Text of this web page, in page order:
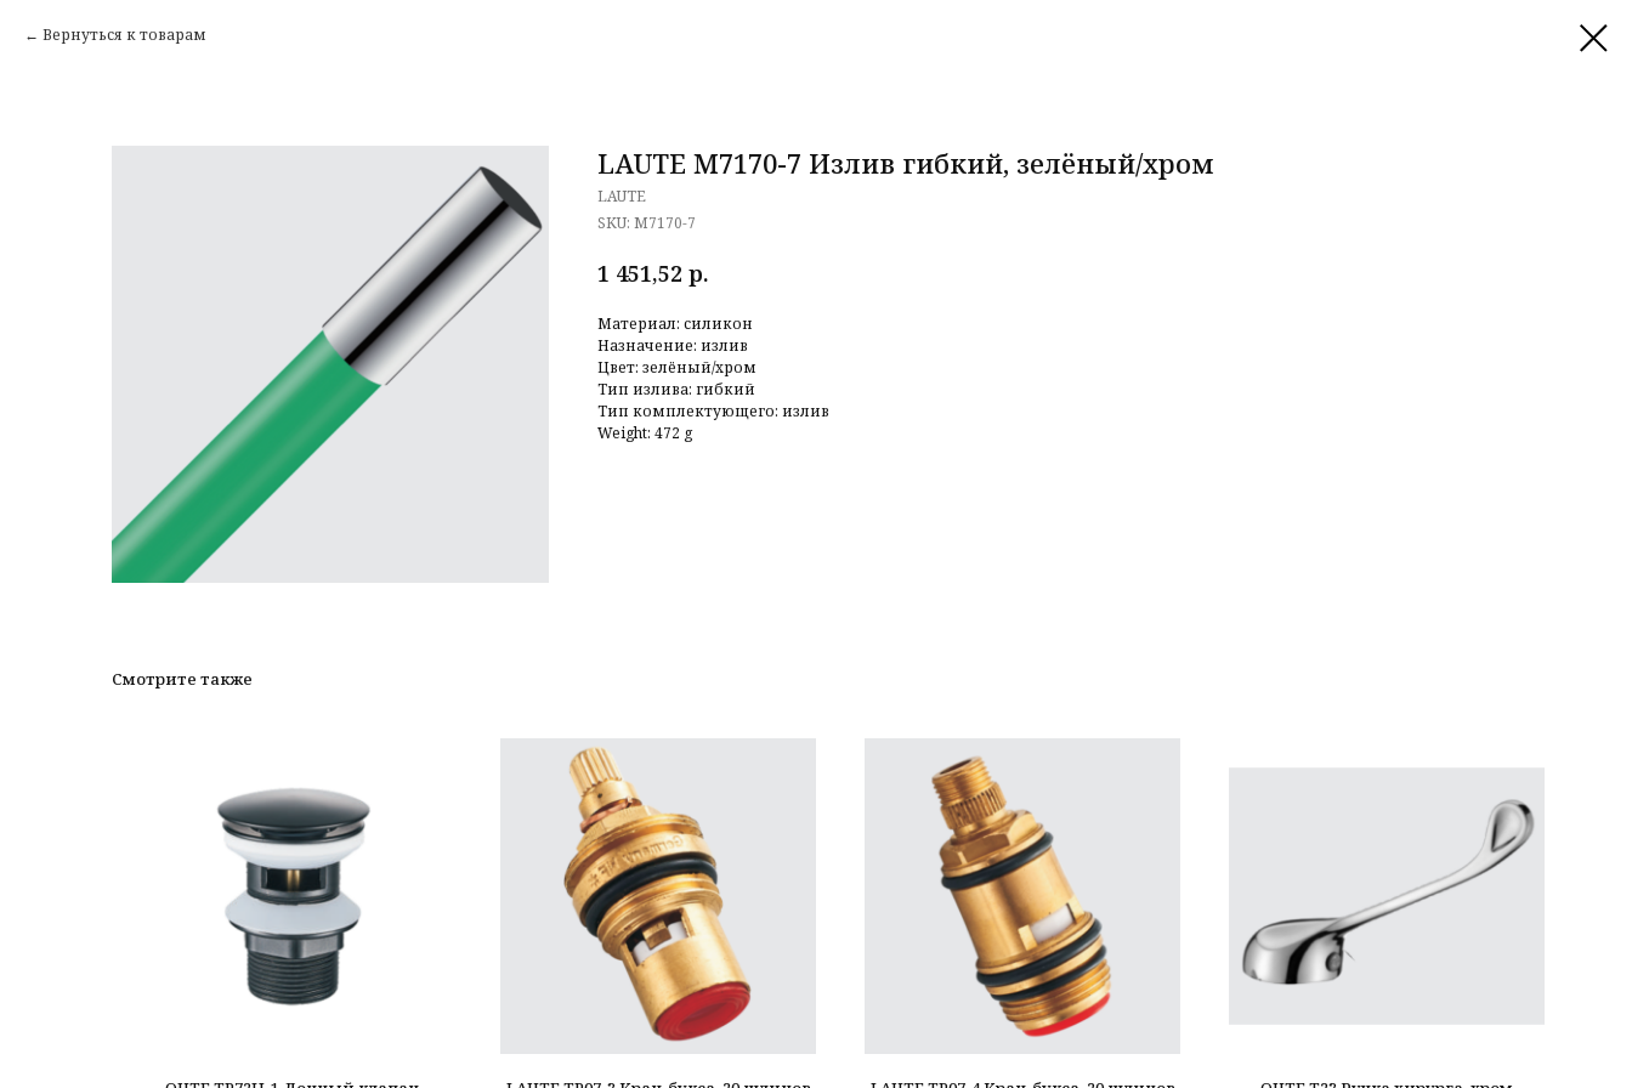
Вернуться к товарам
LAUTE M7170-7 Излив гибкий, зелёный/хром
LAUTE
SKU: M7170-7
1 451,52 р.
Материал: силикон
Назначение: излив
Цвет: зелёный/хром
Тип излива: гибкий
Тип комплектующего: излив
Weight: 472 g
Смотрите также